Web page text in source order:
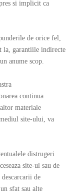
si implicit ca
de orice fel,
la, garantiile indirecte
anume scop.
continua
materiale
site-ului, va
distrugeri
site-ul sau de
de
sfat sau alte